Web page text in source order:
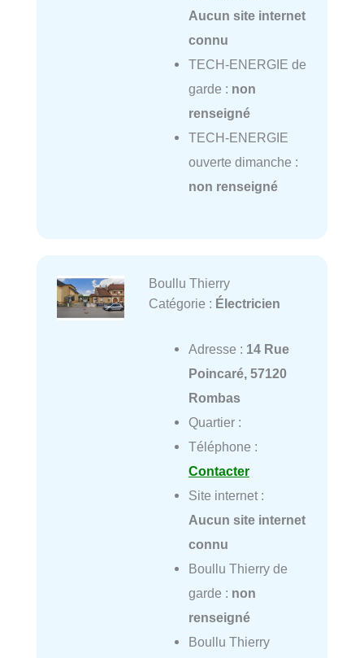
Aucun site internet
connu
TECH-ENERGIE de
garde : non
renseigné
TECH-ENERGIE
ouverte dimanche :
non renseigné
Boullu Thierry
Catégorie : Électricien
Adresse : 14 Rue
Poincaré, 57120
Rombas
Quartier :
Téléphone :
Contacter
Site internet :
Aucun site internet
connu
Boullu Thierry de
garde : non
renseigné
Boullu Thierry